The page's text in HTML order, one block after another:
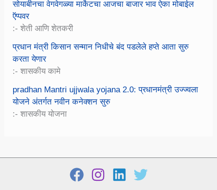
सोयाबीनचा वेगवेगळ्या मार्केटचा आजचा बाजार भाव ऐका मोबाईल
ऍप्पवर
:- शेती आणि शेतकरी
प्रधान मंत्री किसान सन्मान निधीचे बंद पडलेले हप्ते आता सुरु
करता येणार
:- शासकीय कामे
pradhan Mantri ujjwala yojana 2.0: प्रधानमंत्री उज्ज्वला
योजने अंतर्गत नवीन कनेक्शन सुरु
:- शासकीय योजना